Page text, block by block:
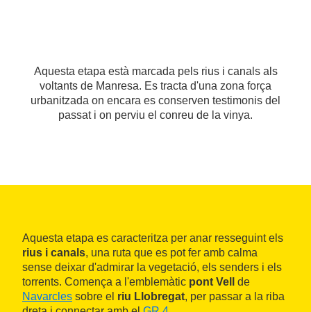
Aquesta etapa està marcada pels rius i canals als
voltants de Manresa. Es tracta d'una zona força
urbanitzada on encara es conserven testimonis del
passat i on perviu el conreu de la vinya.
Aquesta etapa es caracteritza per anar resseguint els
rius i canals, una ruta que es pot fer amb calma
sense deixar d'admirar la vegetació, els senders i els
torrents. Comença a l'emblemàtic pont Vell
de
Navarcles sobre el riu Llobregat, per passar a la riba